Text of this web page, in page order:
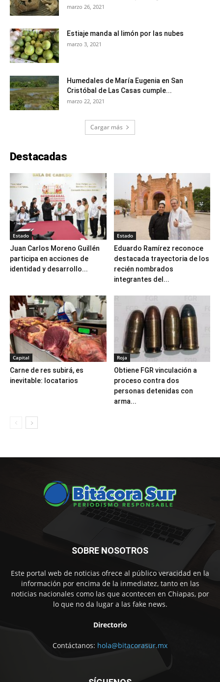
marzo 26, 2021
Estiaje manda al limón por las nubes
marzo 3, 2021
Humedales de María Eugenia en San
Cristóbal de Las Casas cumple...
marzo 22, 2021
Cargar más
Destacadas
Estado
Juan Carlos Moreno Guillén
participa en acciones de
identidad y desarrollo...
Estado
Eduardo Ramírez reconoce
destacada trayectoria de los
recién nombrados
integrantes del...
Capital
Carne de res subirá, es
inevitable: locatarios
Roja
Obtiene FGR vinculación a
proceso contra dos
personas detenidas con
arma...
SOBRE NOSOTROS
Este portal web de noticias ofrece al público veracidad en la
información por encima de la inmediatez, tanto en las
noticias nacionales como las que acontecen en Chiapas, por
lo que no da lugar a las fake news.
Directorio
Contáctanos: hola@bitacorasur.mx